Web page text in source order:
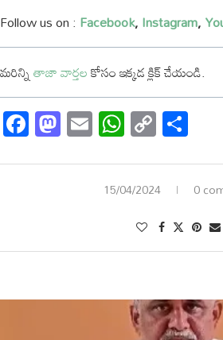
Follow us on : Facebook,Instagram,
మరిన్నితాజావార్తలకోసంఇక్కడక్లిక్చేయండి.
Facebook
Mastodon
EmailWhatsApp
Copy
Link
15/04/2024 0